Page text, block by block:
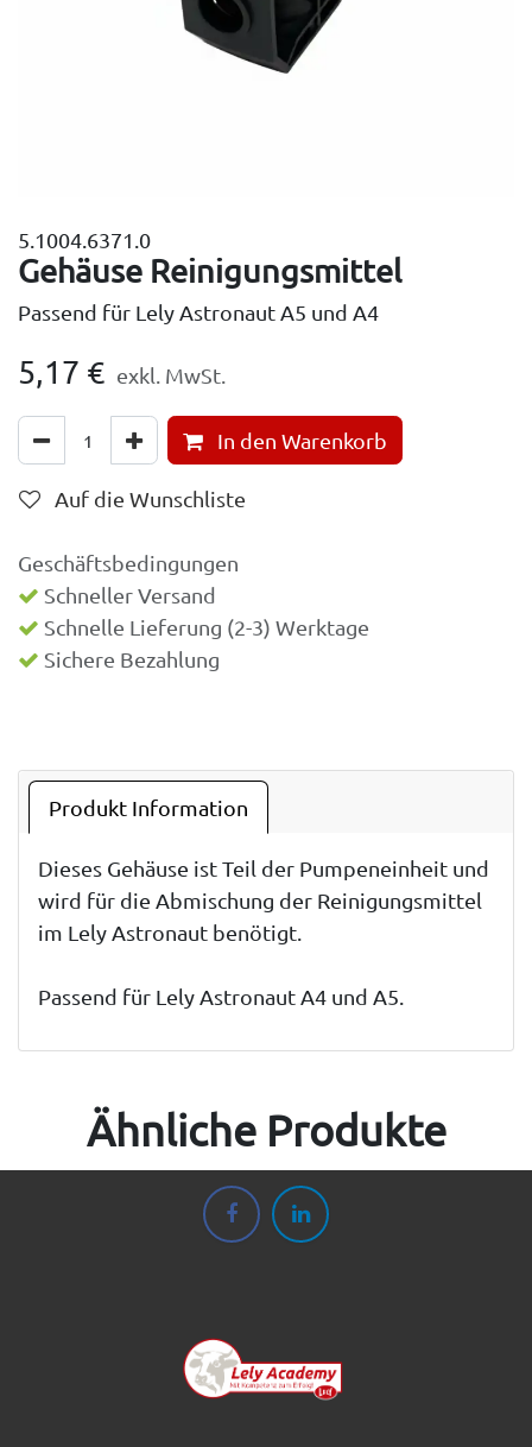
5.1004.6371.0
Gehäuse Reinigungsmittel
Passend für Lely Astronaut A5 und A4
5,17 € exkl. MwSt.
In den Warenkorb
Auf die Wunschliste
Geschäftsbedingungen
Schneller Versand
Schnelle Lieferung (2-3) Werktage
Sichere Bezahlung
Produkt Information
Dieses Gehäuse ist Teil der Pumpeneinheit und
wird für die Abmischung der Reinigungsmittel
im Lely Astronaut benötigt.
Passend für Lely Astronaut A4 und A5.
Ähnliche Produkte